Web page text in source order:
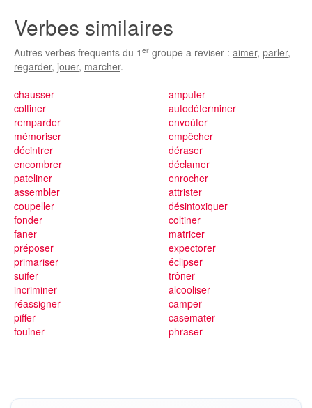
Verbes similaires
Autres verbes frequents du 1 er groupe a reviser : aimer, parler,
regarder, jouer, marcher.
chausser
coltiner
remparder
mémoriser
décintrer
encombrer
pateliner
assembler
coupeller
amputer
autodéterminer
envoûter
empêcher
déraser
déclamer
enrocher
attrister
désintoxiquer
fonder
faner
préposer
primariser
suifer
incriminer
réassigner
piffer
fouiner
coltiner
matricer
expectorer
éclipser
trôner
alcooliser
camper
casemater
phraser